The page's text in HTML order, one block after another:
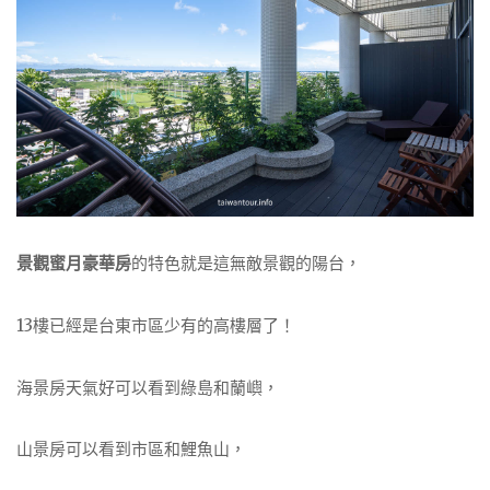
景觀蜜月豪華房的特色就是這無敵景觀的陽台，
13樓已經是台東市區少有的高樓層了！
海景房天氣好可以看到綠島和蘭嶼，
山景房可以看到市區和鯉魚山，